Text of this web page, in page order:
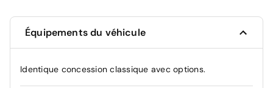
Équipements du véhicule
Identique concession classique avec options.